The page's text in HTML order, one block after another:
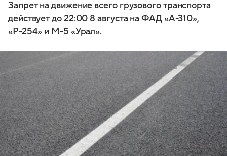
Запрет на движение всего грузового транспорта
действует до 22:00 8 августа на ФАД «А-310»,
«Р-254» и М-5 «Урал».